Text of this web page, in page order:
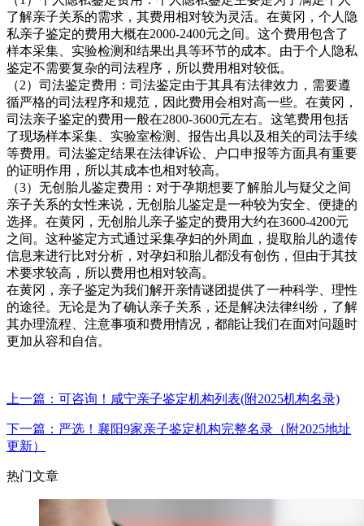
了解亲子关系的需求，其费用相对较为灵活。在黄冈，个人隐
私亲子鉴定的费用大概在2000-2400元之间。这个费用包含了
样本采集、实验检测和结果出具等环节的成本。由于个人隐私
鉴定不需要复杂的司法程序，所以费用相对较低。
（2）司法鉴定费用：司法鉴定由于其具有法律效力，需要遵
循严格的司法程序和规范，因此费用会相对高一些。在黄冈，
司法亲子鉴定的费用一般在2800-3600元左右。这笔费用包括
了现场样本采集、实验室检测、报告出具以及相关的司法手续
等费用。司法鉴定结果在法律诉讼、户口申报等方面具有重要
的证明作用，所以其成本也相对较高。
（3）无创胎儿鉴定费用：对于孕期想要了解胎儿与疑父之间
亲子关系的女性来说，无创胎儿鉴定是一种较为安全、便捷的
选择。在黄冈，无创胎儿亲子鉴定的费用大约在3600-4200元
之间。这种鉴定方式通过采集孕妇的外周血，提取胎儿的遗传
信息来进行比对分析，对孕妇和胎儿都没有创伤，但由于其技
术要求较高，所以费用也相对较高。
在黄冈，亲子鉴定为我们解开亲情谜团提供了一种科学、理性
的途径。无论是为了确认亲子关系，还是解决法律纠纷，了解
其办理流程、注意事项和费用情况，都能让我们在面对问题时
更加从容和自信。
上一篇：可咨询！咸宁亲子鉴定机构列表(附2025机构名录)
下一篇：严选！襄阳9家亲子鉴定机构完整名录（附2025地址
更新）
热门文章